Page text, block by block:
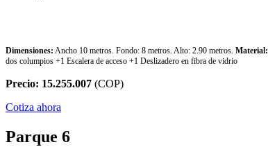
Dimensiones: Ancho 10 metros. Fondo: 8 metros. Alto: 2.90 metros. Material:
dos columpios +1 Escalera de acceso +1 Deslizadero en fibra de vidrio
Precio: 15.255.007 (COP)
Cotiza ahora
Parque 6